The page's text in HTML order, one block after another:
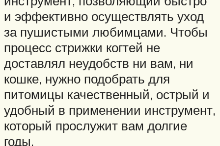
и эффективно осуществлять уход
за пушистыми любимцами. Чтобы
процесс стрижки когтей не
доставлял неудобств ни вам, ни
кошке, нужно подобрать для
питомицы качественный, острый и
удобный в применении инструмент,
который прослужит вам долгие
годы.